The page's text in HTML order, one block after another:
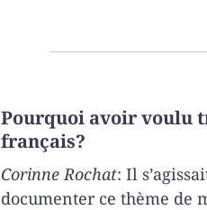
Pourquoi avoir voulu
français?
Corinne Rochat: Il
documenter ce thème de